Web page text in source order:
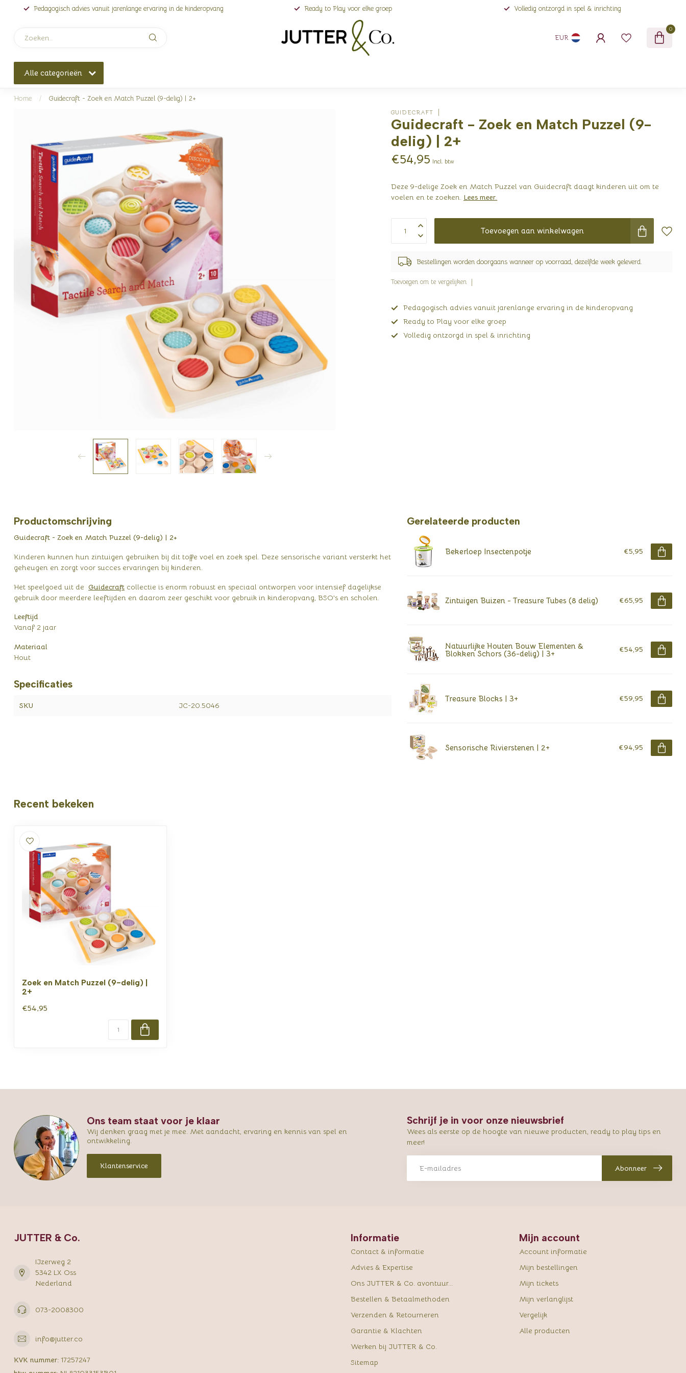
Pedagogisch advies vanuit jarenlange ervaring in de kinderopvang Ready to Play voor elke groep Volledig ontzorgd in spel & inrichting
EUR
0
Alle categorieën
Home / Guidecraft - Zoek en Match Puzzel (9-delig) | 2+
GUIDECRAFT
Guidecraft - Zoek en Match Puzzel (9-
delig) | 2+
€54,95 Incl. btw
Deze 9-delige Zoek en Match Puzzel van Guidecraft daagt kinderen uit om te
voelen en te zoeken. Lees meer.
Toevoegen aan winkelwagen
Bestellingen worden doorgaans wanneer op voorraad, dezelfde week geleverd.
Toevoegen om te vergelijken
Pedagogisch advies vanuit jarenlange ervaring in de kinderopvang
Ready to Play voor elke groep
Volledig ontzorgd in spel & inrichting
Productomschrijving
Guidecraft - Zoek en Match Puzzel (9-delig) | 2+
Kinderen kunnen hun zintuigen gebruiken bij dit toffe voel en zoek spel. Deze sensorische variant versterkt het
geheugen en zorgt voor succes ervaringen bij kinderen.
Het speelgoed uit de Guidecraft collectie is enorm robuust en speciaal ontworpen voor intensief dagelijkse
gebruik door meerdere leeftijden en daarom zeer geschikt voor gebruik in kinderopvang, BSO's en scholen.
Leeftijd
Vanaf 2 jaar
Materiaal
Hout
Specificaties
SKU JC-20.5046
Gerelateerde producten
Bekerloep Insectenpotje €5,95
Zintuigen Buizen - Treasure Tubes (8 delig) €65,95
Natuurlijke Houten Bouw Elementen &
Blokken Schors (36-delig) | 3+ €54,95
Treasure Blocks | 3+ €59,95
Sensorische Rivierstenen | 2+ €94,95
Recent bekeken
Zoek en Match Puzzel (9-delig) |
2+
€54,95
Ons team staat voor je klaar
Wij denken graag met je mee. Met aandacht, ervaring en kennis van spel en
ontwikkeling.
Klantenservice
Schrijf je in voor onze nieuwsbrief
Wees als eerste op de hoogte van nieuwe producten, ready to play tips en
meer!
Abonneer
JUTTER & Co.
IJzerweg 2
5342 LX Oss
Nederland
073-2008300
info@jutter.co
KVK nummer: 17257247
Informatie
Contact & informatie
Advies & Expertise
Ons JUTTER & Co. avontuur...
Bestellen & Betaalmethoden
Verzenden & Retourneren
Garantie & Klachten
Werken bij JUTTER & Co.
Sitemap
Mijn account
Account informatie
Mijn bestellingen
Mijn tickets
Mijn verlanglijst
Vergelijk
Alle producten